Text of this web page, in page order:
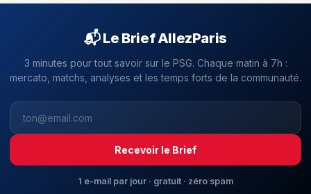
📬 Le Brief AllezParis
3 minutes pour tout savoir sur le PSG. Chaque matin à 7h :
mercato, matchs, analyses et les temps forts de la communauté.
Recevoir le Brief
1 e-mail par jour · gratuit · zéro spam